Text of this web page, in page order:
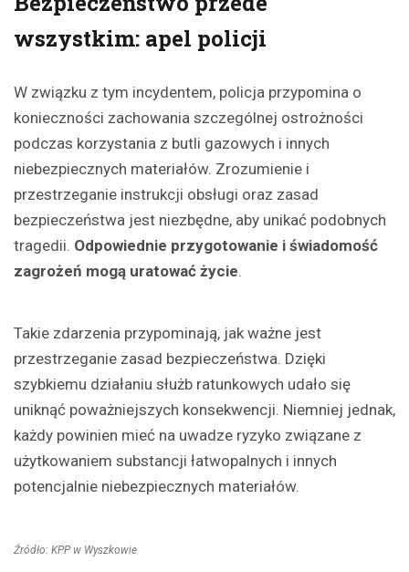
wszystkim: apel policji
W związku z tym incydentem, policja przypomina o
konieczności zachowania szczególnej ostrożności
podczas korzystania z butli gazowych i innych
niebezpiecznych materiałów. Zrozumienie i
przestrzeganie instrukcji obsługi oraz zasad
bezpieczeństwa jest niezbędne, aby unikać podobnych
tragedii. Odpowiednie przygotowanie i świadomość
zagrożeń mogą uratować życie.
Takie zdarzenia przypominają, jak ważne jest
przestrzeganie zasad bezpieczeństwa. Dzięki
szybkiemu działaniu służb ratunkowych udało się
uniknąć poważniejszych konsekwencji. Niemniej jednak,
każdy powinien mieć na uwadze ryzyko związane z
użytkowaniem substancji łatwopalnych i innych
potencjalnie niebezpiecznych materiałów.
Źródło: KPP w Wyszkowie